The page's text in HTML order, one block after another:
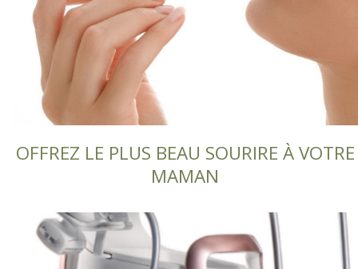
OFFREZ LE PLUS BEAU SOURIRE À VOTRE
MAMAN